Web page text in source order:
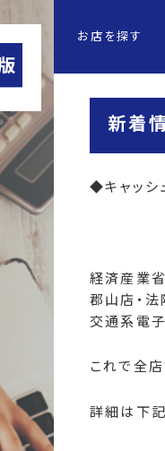
お店を探す
新着
◆キャッ
経済産業省
郡山店・法
交通系電
これで全
詳細は下